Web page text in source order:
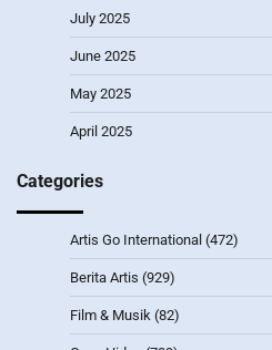
July 2025
June 2025
May 2025
April 2025
Categories
Artis Go International (472)
Berita Artis (929)
Film & Musik (82)